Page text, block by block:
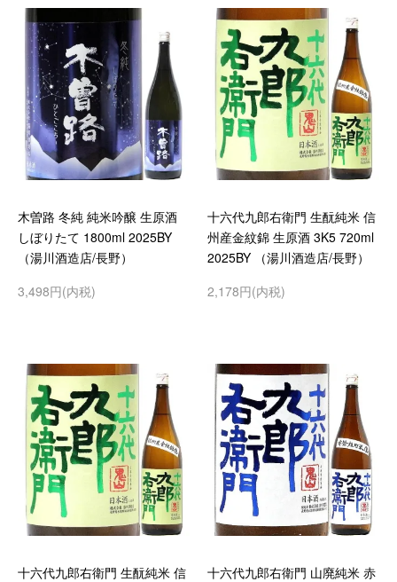
木曽路 冬純 純米吟醸 生原酒
しぼりたて 1800ml 2025BY
（湯川酒造店/長野）
3,498円(内税)
十六代九郎右衛門 生酛純米 信
州産金紋錦 生原酒 3K5 720ml
2025BY （湯川酒造店/長野）
2,178円(内税)
十六代九郎右衛門 生酛純米 信
十六代九郎右衛門 山廃純米 赤